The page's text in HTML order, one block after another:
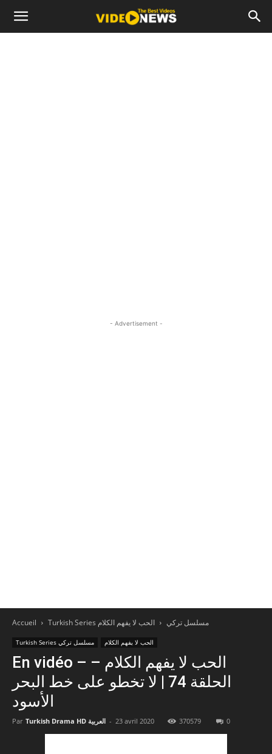
- Advertisement -
Accueil Turkish Series مسلسل تركي الحب لا يفهم الكلام
Turkish Series مسلسل تركي الحب لا يفهم الكلام
En vidéo – الحب لا يفهم الكلام –
الحلقة 74 | لا تخطو على خط البحر
الأسود
Par Turkish Drama HD العربية - 23 avril 2020 370579 0